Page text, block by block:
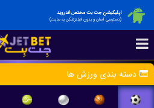
اپلیکیشن جت بت مختص اندروید
(دسترسی آسان و بدون فیلترشکن به سایت)
دسته بندی ورزش ها